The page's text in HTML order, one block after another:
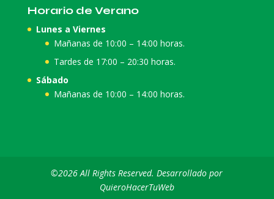
Horario de Verano
Lunes a Viernes
Mañanas de 10:00 – 14:00 horas.
Tardes de 17:00 – 20:30 horas.
Sábado
Mañanas de 10:00 – 14:00 horas.
©2026 All Rights Reserved. Desarrollado por
QuieroHacerTuWeb